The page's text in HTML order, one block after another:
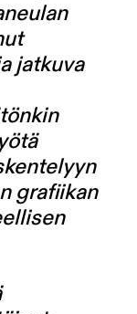
jatkuva
grafiikan